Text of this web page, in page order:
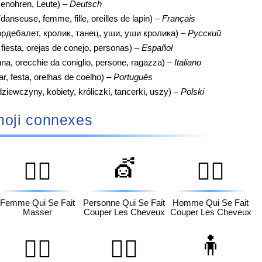
Leute) –Deutsch
femme, fille, oreilles de lapin) –Français
кролик, танец, уши, уши кролика) –Русский
orejas de conejo, personas) –Español
orecchie da coniglio, persone, ragazza) –Italiano
festa, orelhas de coelho) –Português
kobiety, króliczki, tancerki, uszy) –Polski
connexes
💆‍♀️
Femme Qui Se Fait
Masser
💇
Personne Qui Se Fait
Couper Les Cheveux
💇‍♂️
Homme Qui Se Fait
Couper Les Cheveux
🚶‍♂️ 🚶‍♀️ 🧍